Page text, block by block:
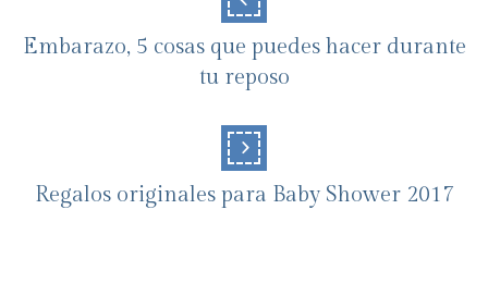
Embarazo, 5 cosas que puedes hacer durante
tu reposo
Regalos originales para Baby Shower 2017